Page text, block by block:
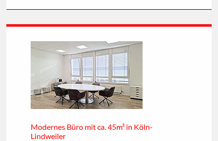
Modernes Büro mit ca. 45m² in Köln-
Lindweiler